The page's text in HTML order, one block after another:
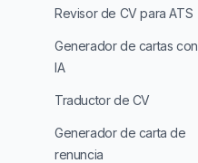
Revisor de CV para ATS
Generador de cartas con
IA
Traductor de CV
Generador de carta de
renuncia